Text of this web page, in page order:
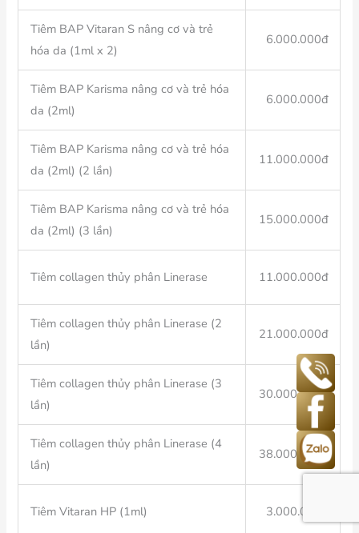
Tiêm BAP Vitaran S nâng cơ và trẻ
hóa da (1ml x 2)
6.000.000đ
Tiêm BAP Karisma nâng cơ và trẻ hóa
da (2ml)
6.000.000đ
Tiêm BAP Karisma nâng cơ và trẻ hóa
da (2ml) (2 lần)
11.000.000đ
Tiêm BAP Karisma nâng cơ và trẻ hóa
da (2ml) (3 lần)
15.000.000đ
Tiêm collagen thủy phân Linerase 11.000.000đ
Tiêm collagen thủy phân Linerase (2
lần)
21.000.000đ
Tiêm collagen thủy phân Linerase (3
lần)
30.000.000đ
Tiêm collagen thủy phân Linerase (4
lần)
38.000.000đ
Tiêm Vitaran HP (1ml) 3.000.000đ